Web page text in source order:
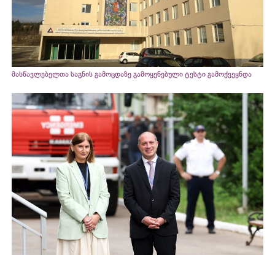
მასწავლებელთა საგნის გამოცდაზე გამოყენებული ტესტი გამოქვეყნდა